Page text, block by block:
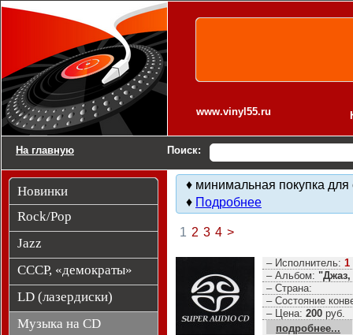
www.vinyl55.ru
На главную Поиск:
Новинки
Rock/Pop
Jazz
СССР, «демократы»
LD (лазердиски)
Музыка на CD
♦ минимальная покупка для
♦ Подробнее
1 2 3 4 >
– Исполнитель: 1
– Альбом: "Джаз,
– Страна:
– Состояние
– Цена: 200 руб.
подробнее...